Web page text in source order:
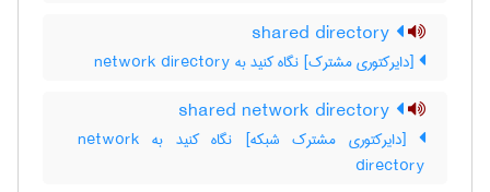
[دایرکتوری مشترک] نگاه کنید به ‎ network directory
[دایرکتوری مشترک شبکه] نگاه کنید به ‎ network
directory